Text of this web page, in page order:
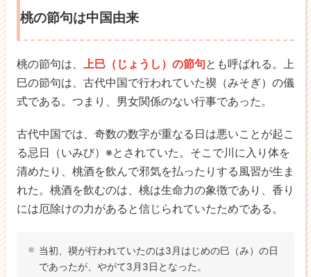
桃の節句は中国由来
桃の節句は、 上巳（じょうし）の節句とも呼ばれる。上
巳の節句は、古代中国で行われていた禊（みそぎ）の儀
式である。つまり、男女関係のない行事であった。
古代中国では、奇数の数字が重なる日は悪いことが起こ
る忌日（いみび）※とされていた。そこで川に入り体を
清めたり、桃酒を飲んで邪気を払ったりする風習が生ま
れた。桃酒を飲むのは、桃は生命力の象徴であり、香り
には厄除けの力があると信じられていたためである。
当初、禊が行われていたのは3月はじめの巳（み）の日
であったが、やがて3月3日となった。